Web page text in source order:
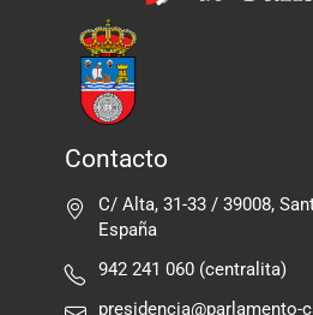
Contacto
C/ Alta, 31-33 / 39008,
España
942 241 060 (centralita)
presidencia@parlamento-